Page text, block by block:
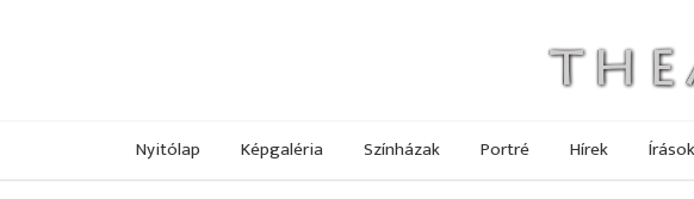
Nyitólap Képgaléria Színházak Portré Hírek Írások